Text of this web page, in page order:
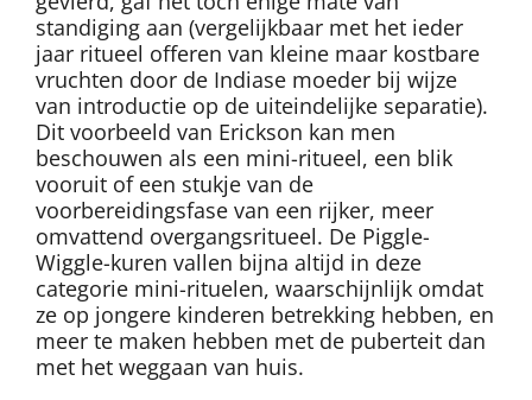
standiging aan (vergelijkbaar met het ieder
jaar ritueel offeren van kleine maar kostbare
vruchten door de Indiase moeder bij wijze
van introductie op de uiteindelijke separatie).
Dit voorbeeld van Erickson kan men
beschouwen als een mini-ritueel, een blik
vooruit of een stukje van de
voorbereidingsfase van een rijker, meer
omvattend overgangsritueel. De Piggle-
Wiggle-kuren vallen bijna altijd in deze
categorie mini-rituelen, waarschijnlijk omdat
ze op jongere kinderen betrekking hebben, en
meer te maken hebben met de puberteit dan
met het weggaan van huis.